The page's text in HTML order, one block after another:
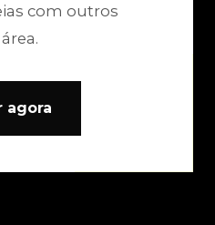
com outros
agora